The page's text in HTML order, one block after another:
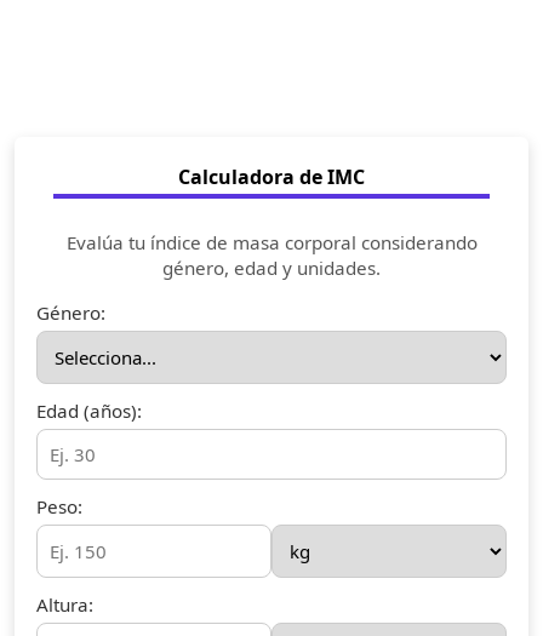
Calculadora de IMC
Evalúa tu índice de masa corporal considerando
género, edad y unidades.
Género:
Edad (años):
Peso:
Altura: